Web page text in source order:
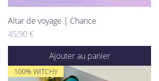
Altar de voyage | Chance
Prix
45,90 €
Ajouter au panier
100% WITCHY